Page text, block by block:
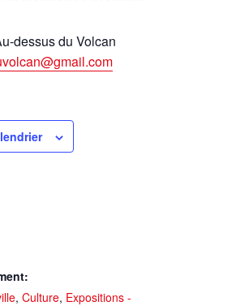
dessus du Volcan
, Culture, Expositions -